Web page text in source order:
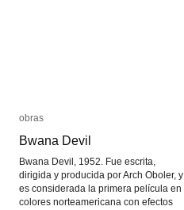
obras
Bwana Devil
Bwana Devil, 1952. Fue escrita,
dirigida y producida por Arch Oboler, y
es considerada la primera película en
colores norteamericana con efectos
obras
Bwana Devil